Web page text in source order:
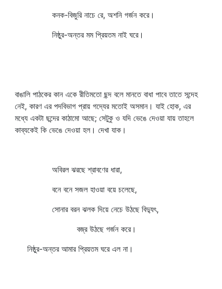
কনক-বিজুরি নাচে রে, অশনি গর্জন করে।
নিষ্ঠুর-অন্তর মম প্রিয়তম নাই ঘরে।
বাঙালি পাঠকের কান একে রীতিমতো ছন্দ বলে মানতে বাধা পাবে তাতে সন্দেহ
নেই, কারণ এর পদবিভাগ প্রায় গদ্যের মতোই অসমান। যাই হোক, এর
মধ্যে একটা ছন্দের কাঠামো আছে; সেটুকু ও যদি ভেঙে দেওয়া যায় তাহলে
কাব্যকেই কি ভেঙে দেওয়া হল। দেখা যাক।
অবিরল ঝরছে শ্রাবণের ধারা,
বনে বনে সজল হাওয়া বয়ে চলেছে,
সোনার বরন ঝলক দিয়ে নেচে উঠছে বিদ্যুৎ,
বজ্র উঠছে গর্জন করে।
নিষ্ঠুর-অন্তর আমার প্রিয়তম ঘরে এল না।